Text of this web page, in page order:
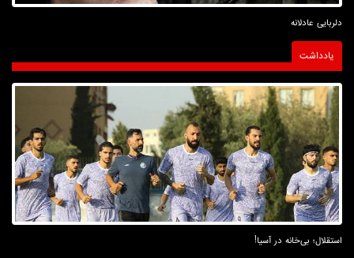
دلربایی عادلانه
یادداشت
استقلال؛ بی‌خانه در آسیا!